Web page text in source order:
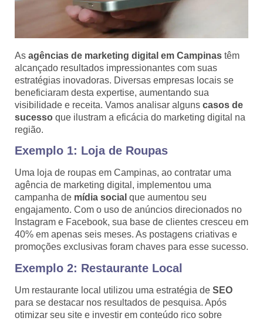
As agências de marketing digital em Campinas têm
alcançado resultados impressionantes com suas
estratégias inovadoras. Diversas empresas locais se
beneficiaram desta expertise, aumentando sua
visibilidade e receita. Vamos analisar alguns casos de
sucesso que ilustram a eficácia do marketing digital na
região.
Exemplo 1: Loja de Roupas
Uma loja de roupas em Campinas, ao contratar uma
agência de marketing digital, implementou uma
campanha de mídia social que aumentou seu
engajamento. Com o uso de anúncios direcionados no
Instagram e Facebook, sua base de clientes cresceu em
40% em apenas seis meses. As postagens criativas e
promoções exclusivas foram chaves para esse sucesso.
Exemplo 2: Restaurante Local
Um restaurante local utilizou uma estratégia de SEO
para se destacar nos resultados de pesquisa. Após
otimizar seu site e investir em conteúdo rico sobre